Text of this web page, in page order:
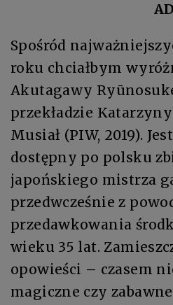
Spośród
roku chciałbym
Akutagawy
przekładzie
Musiał (PIW, 2019).
dostępny po polsku
japońskiego mistrza
przedwcześnie z
przedawkowania
wieku 35 lat.
opowieści – czasem
magiczne czy